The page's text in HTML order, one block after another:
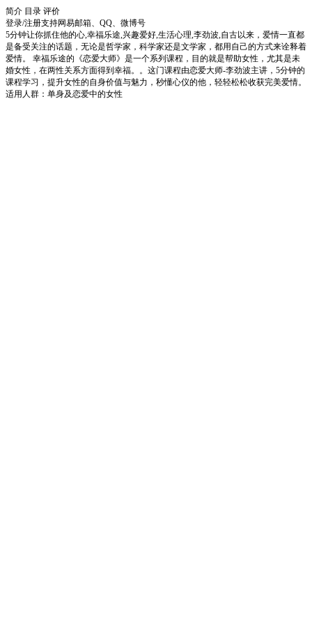
简介 目录 评价
登录/注册支持网易邮箱、QQ、微博号
5分钟让你抓住他的心,幸福乐途,兴趣爱好,生活心理,李劲波,自古以来，爱情一直都
是备受关注的话题，无论是哲学家，科学家还是文学家，都用自己的方式来诠释着
爱情。 幸福乐途的《恋爱大师》是一个系列课程，目的就是帮助女性，尤其是未
婚女性，在两性关系方面得到幸福。。这门课程由恋爱大师-李劲波主讲，5分钟的
课程学习，提升女性的自身价值与魅力，秒懂心仪的他，轻轻松松收获完美爱情。
适用人群：单身及恋爱中的女性